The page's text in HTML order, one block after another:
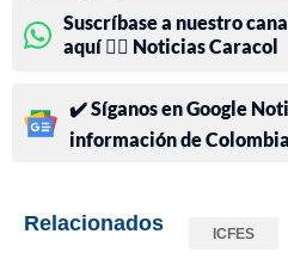
Suscríbase a nuestro
aquí 👉🏻 Noticias Caracol
✔️ Síganos en Google
información de
Relacionados ICFES